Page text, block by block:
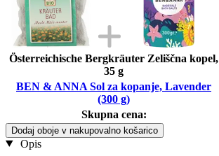
Österreichische Bergkräuter Zeliščna kopel,
35 g
BEN & ANNA Sol za kopanje, Lavender
(300 g)
Skupna cena:
Dodaj oboje v nakupovalno košarico
Opis